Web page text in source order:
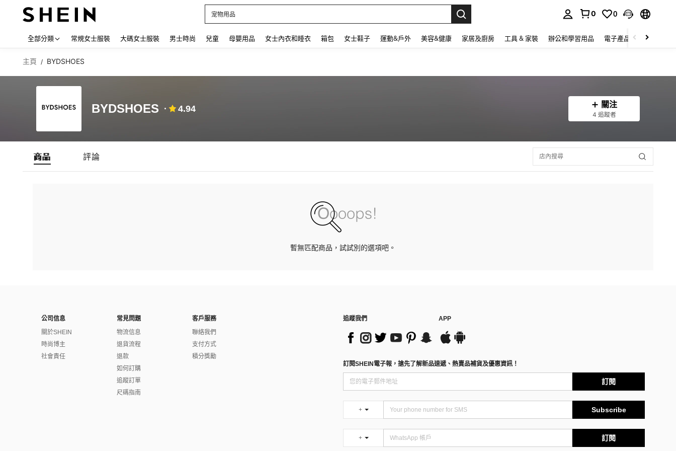
宠物用品
0 0
全部分類 常規女士服裝 大碼女士服裝 男士時尚 兒童 母嬰用品 女士內衣和睡衣 箱包 女士鞋子 運動&戶外 美容&健康 家居及廚房 工具 & 家裝 辦公和學習用品 電子產品 玩具
主頁 / BYDSHOES
BYDSHOES 4.94 關注
4 追蹤者
商品 評論
暫無匹配商品，試試別的選項吧。
公司信息
關於SHEIN
時尚博主
社會責任
常見問題
物流信息
退貨流程
退款
如何訂購
追蹤訂單
尺碼指南
客戶服務
聯絡我們
支付方式
積分獎勵
追蹤我們 APP
訂閱SHEIN電子報，搶先了解新品速遞、熱賣品補貨及優惠資訊！
訂閱
+ Subscribe
+ 訂閱